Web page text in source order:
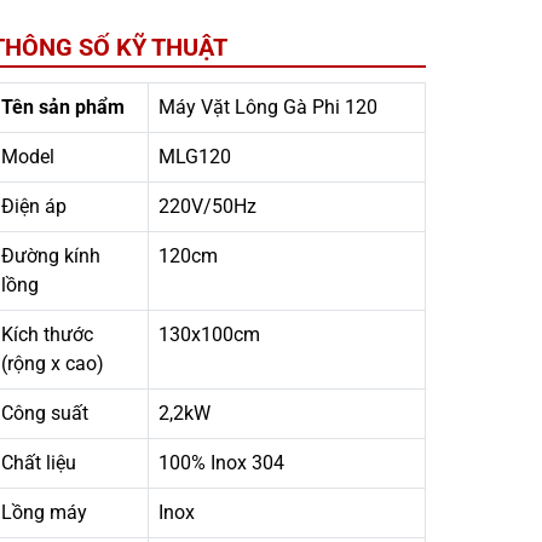
SỐ KỸ THUẬT
Tên sản phẩm Máy Vặt Lông Gà Phi 120
Model MLG120
Điện áp 220V/50Hz
Đường kính
lồng
120cm
Kích thước
(rộng x cao)
130x100cm
Công suất 2,2kW
Chất liệu 100% Inox 304
Lồng máy Inox